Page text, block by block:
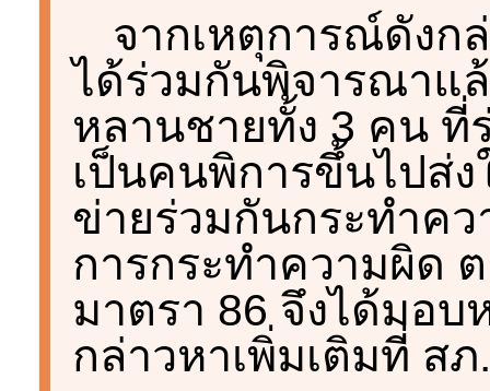
จากเหตุการณ์ดังก
ได้ร่วมกันพิจารณาแ
หลานชายทั้ง 3 คน
เป็นคนพิการขึ้นไปส่ง
ข่ายร่วมกันกระทำค
การกระทำความผิด
มาตรา 86 จึงได้มอบ
กล่าวหาเพิ่มเติมที่ ส